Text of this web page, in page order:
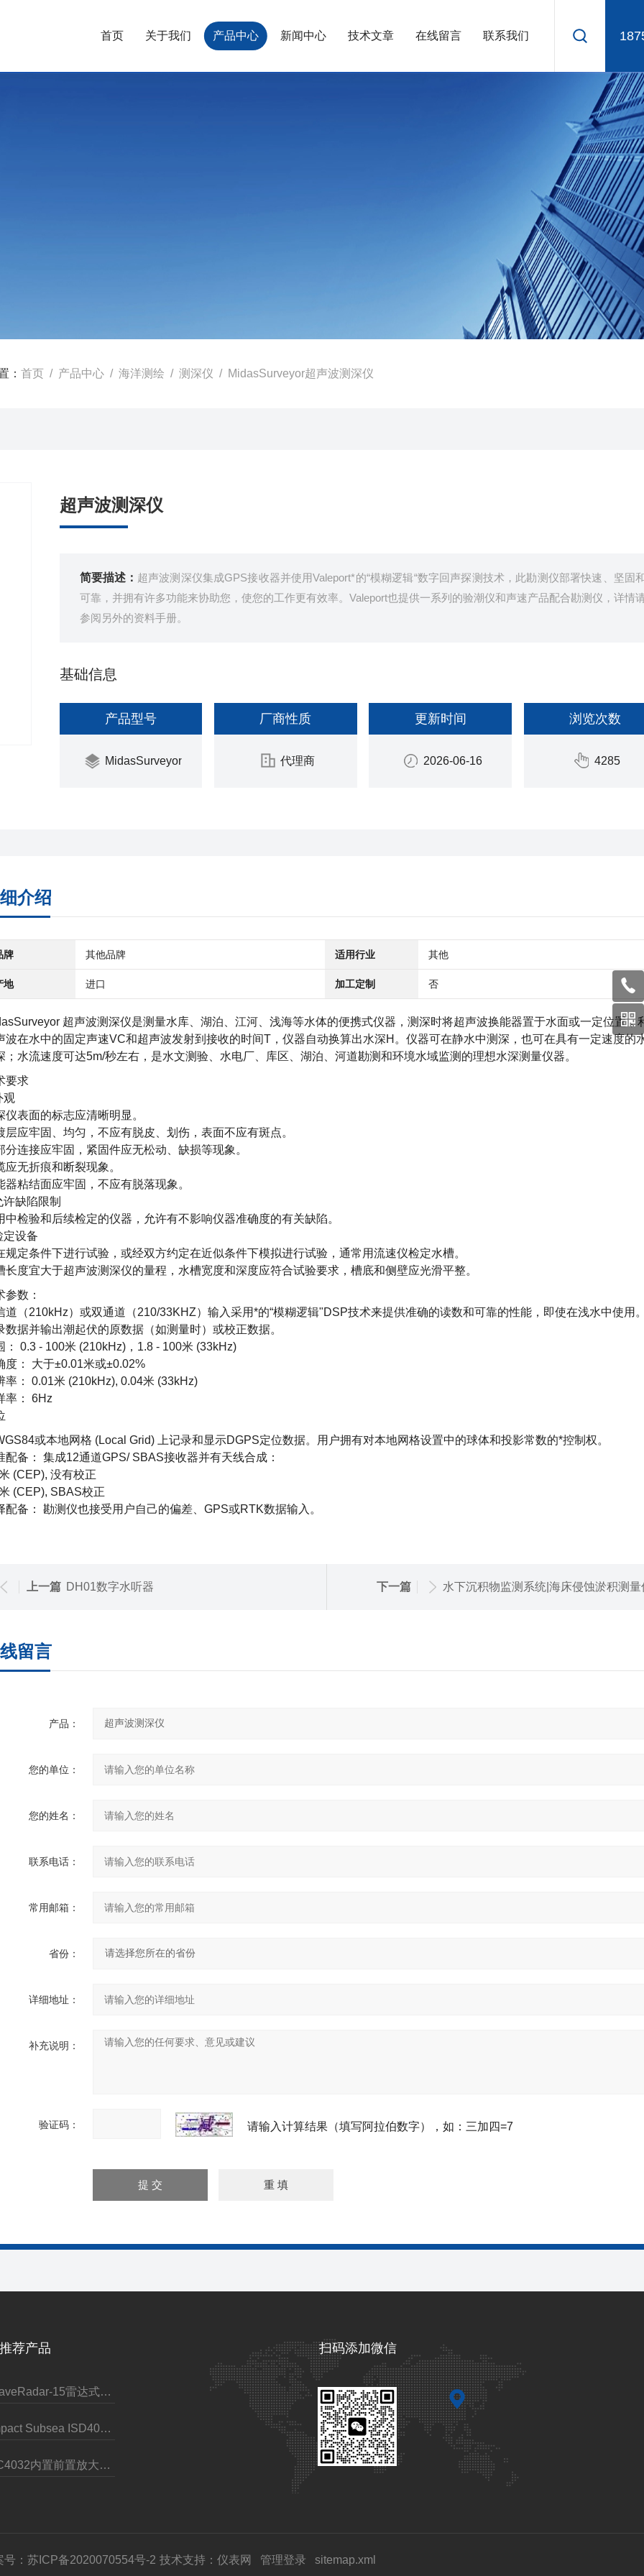
首页 关于我们 产品中心 新闻中心 技术文章 在线留言 联系我们
： 首页 / 产品中心 / 海洋测绘 / 测深仪 / MidasSurveyor超声波测深仪
超声波测深仪
简要描述： 超声波测深仪集成GPS接收器并使用Valeport*的“模糊逻辑“数字回声探测技术，此勘测仪部署快速、坚固
可靠，并拥有许多功能来协助您，使您的工作更有效率。Valeport也提供一系列的验潮仪和声速产品配合勘测仪，详情
参阅另外的资料手册。
基础信息
产品型号
MidasSurveyor
厂商性质
代理商
更新时间
2026-06-16
浏览次数
4285
介绍
牌 其他品牌 适用行业 其他
地 进口 加工定制 否
超声波测深仪是测量水库、湖泊、江河、浅海等水体的便携式仪器，测深时将超声波换能器置于水面或一定位置，
波在水中的固定声速VC和超声波发射到接收的时间T，仪器自动换算出水深H。仪器可在静水中测深，也可在具有一定速度的
；水流速度可达5m/秒左右，是水文测验、水电厂、库区、湖泊、河道勘测和环境水域监测的理想水深测量仪器。
要求
观
仪表面的标志应清晰明显。
层应牢固、均匀，不应有脱皮、划伤，表面不应有斑点。
分连接应牢固，紧固件应无松动、缺损等现象。
应无折痕和断裂现象。
器粘结面应牢固，不应有脱落现象。
许缺陷限制
中检验和后续检定的仪器，允许有不影响仪器准确度的有关缺陷。
定设备
规定条件下进行试验，或经双方约定在近似条件下模拟进行试验，通常用流速仪检定水槽。
长度宜大于超声波测深仪的量程，水槽宽度和深度应符合试验要求，槽底和侧壁应光滑平整。
参数：
道（210kHz）或双通道（210/33KHZ）输入采用*的“模糊逻辑"DSP技术来提供准确的读数和可靠的性能，即使在浅水中使用
数据并输出潮起伏的原数据（如测量时）或校正数据。
： 0.3 - 100米 (210kHz)，1.8 - 100米 (33kHz)
度： 大于±0.01米或±0.02%
率： 0.01米 (210kHz), 0.04米 (33kHz)
率： 6Hz
或本地网格 (Local Grid) 上记录和显示DGPS定位数据。用户拥有对本地网格设置中的球体和投影常数的*控制权。
配备： 集成12通道GPS/ SBAS接收器并有天线合成：
(CEP), 没有校正
(CEP), SBAS校正
配备： 勘测仪也接受用户自己的偏差、GPS或RTK数据输入。
上一篇 DH01数字水听器 下一篇 水下沉积物监测系统|海床侵蚀淤积测量
留言
产品：
您的单位：
您的姓名：
联系电话：
常用邮箱：
省份：
详细地址：
补充说明：
验证码： 请输入计算结果（填写阿拉伯数字），如：三加四=7
荐产品
WaveRadar-15雷达式波浪水位传感器
Impact Subsea ISD4000深度计（带AHRS）
TC4032内置前置放大器标量水听器
扫码添加微信
号：苏ICP备2020070554号-2 技术支持： 仪表网 管理登录 sitemap.xml